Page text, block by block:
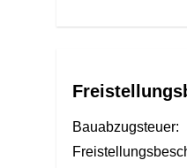
Bauabzugsteuer: